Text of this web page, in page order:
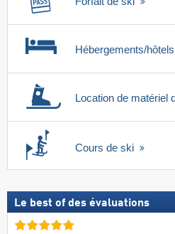
Hébergements/
Location de matériel
Cours de ski
Le best of des évaluations